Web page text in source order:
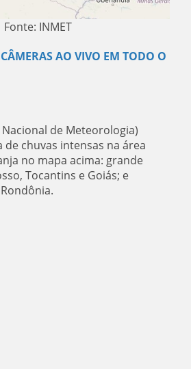
Fonte: INMET
AO VIVO EM TODO O
de Meteorologia)
chuvas intensas na área
no mapa acima: grande
Tocantins e Goiás; e